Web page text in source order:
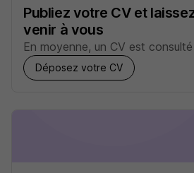
Publiez votre CV et
venir à vous
En moyenne, un CV est
Déposez votre CV